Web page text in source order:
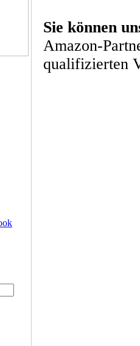
Sie können
Amazon-
qualifizierten